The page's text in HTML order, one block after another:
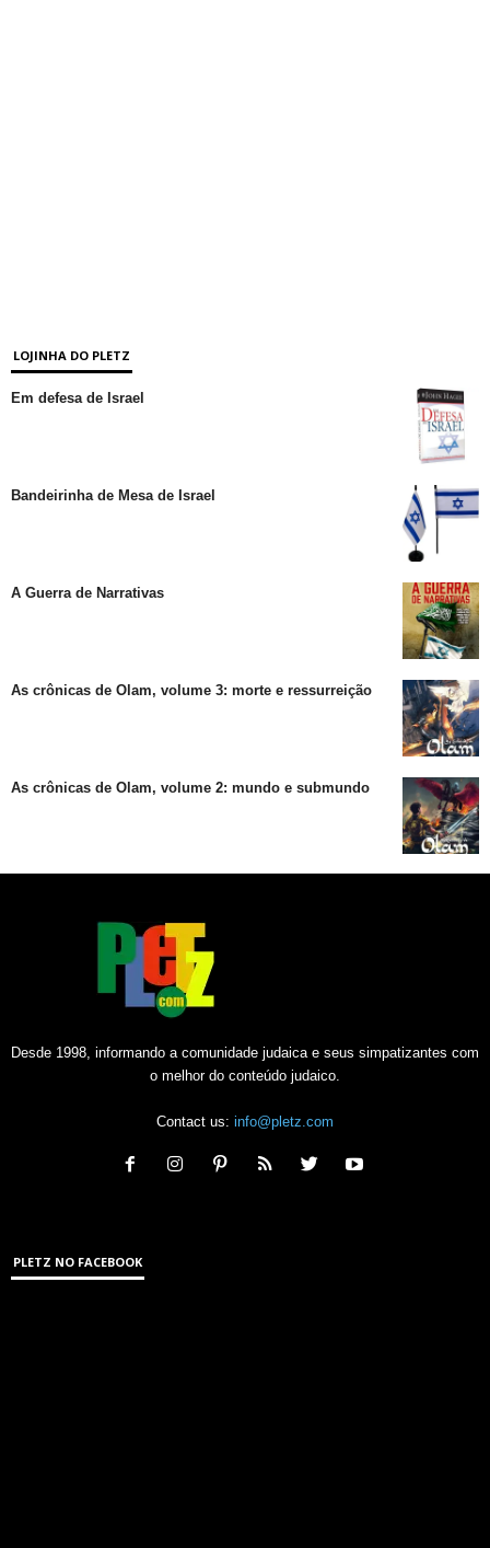
LOJINHA DO PLETZ
Em defesa de Israel
Bandeirinha de Mesa de Israel
A Guerra de Narrativas
As crônicas de Olam, volume 3: morte e ressurreição
As crônicas de Olam, volume 2: mundo e submundo
Desde 1998, informando a comunidade judaica e seus simpatizantes com
o melhor do conteúdo judaico.
Contact us: info@pletz.com
PLETZ NO FACEBOOK